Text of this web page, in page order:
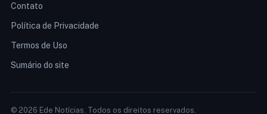
Contato
Política de Privacidade
Termos de Uso
Sumário do site
© 2026 Ede Notícias. Todos os direitos reservados.